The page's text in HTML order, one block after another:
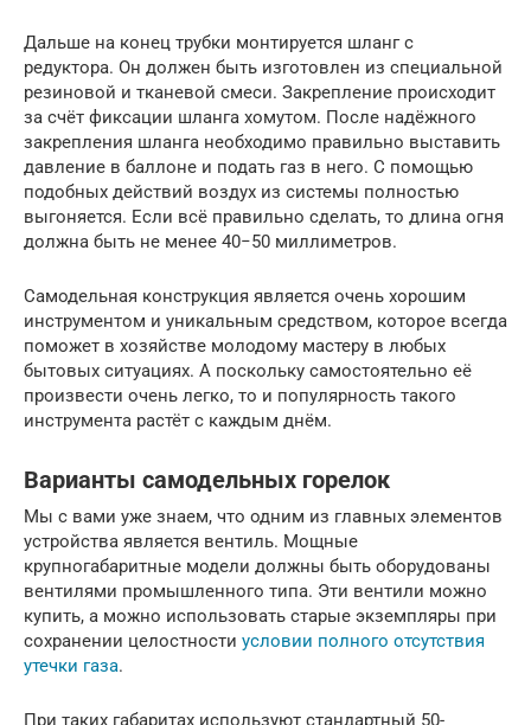
Дальше на конец трубки монтируется шланг с
редуктора. Он должен быть изготовлен из специальной
резиновой и тканевой смеси. Закрепление происходит
за счёт фиксации шланга хомутом. После надёжного
закрепления шланга необходимо правильно выставить
давление в баллоне и подать газ в него. С помощью
подобных действий воздух из системы полностью
выгоняется. Если всё правильно сделать, то длина огня
должна быть не менее 40−50 миллиметров.
Самодельная конструкция является очень хорошим
инструментом и уникальным средством, которое всегда
поможет в хозяйстве молодому мастеру в любых
бытовых ситуациях. А поскольку самостоятельно её
произвести очень легко, то и популярность такого
инструмента растёт с каждым днём.
Варианты самодельных горелок
Мы с вами уже знаем, что одним из главных элементов
устройства является вентиль. Мощные
крупногабаритные модели должны быть оборудованы
вентилями промышленного типа. Эти вентили можно
купить, а можно использовать старые экземпляры при
сохранении целостности условии полного отсутствия
утечки газа.
При таких габаритах используют стандартный 50-